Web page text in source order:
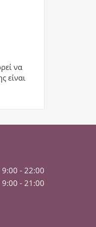
να
είναι
9:00 - 22:00
9:00 - 21:00